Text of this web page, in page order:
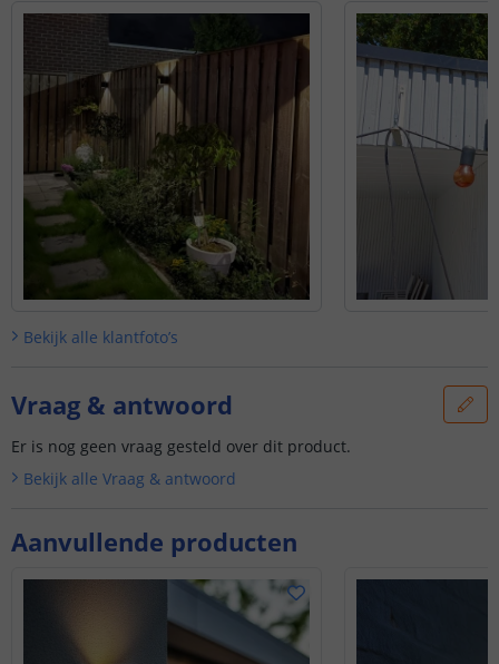
Aanvullende producten
Bekijk alle klantfoto’s
Vraag & antwoord
Er is nog geen vraag gesteld over dit product.
Bekijk alle Vraag & antwoord